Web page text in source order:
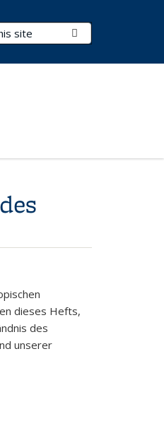
dieses Hefts,
des
unserer